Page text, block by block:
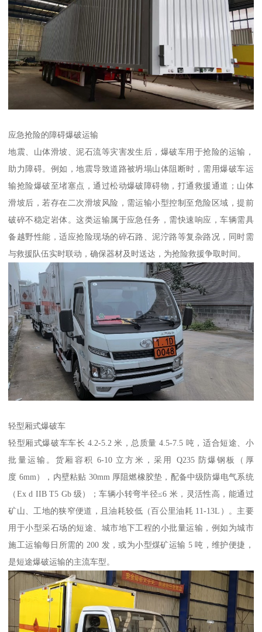
应急抢险的障碍爆破运输​
地震、山体滑坡、泥石流等灾害发生后，爆破车用于抢险的运输，
助力障碍。例如，地震导致道路被坍塌山体阻断时，需用爆破车运
输抢险爆破至堵塞点，通过松动爆破障碍物，打通救援通道；山体
滑坡后，若存在二次滑坡风险，需运输小型控制至危险区域，提前
破碎不稳定岩体。这类运输属于应急任务，需快速响应，车辆需具
备越野性能，适应抢险现场的碎石路、泥泞路等复杂路况，同时需
与救援队伍实时联动，确保器材及时送达，为抢险救援争取时间。
轻型厢式爆破车​
轻型厢式爆破车车长 4.2-5.2 米，总质量 4.5-7.5 吨，适合短途、小
批量运输。货厢容积 6-10 立方米，采用 Q235 防爆钢板（厚
度 6mm），内壁粘贴 30mm 厚阻燃橡胶垫，配备中级防爆电气系统
（Ex d IIB T5 Gb 级）；车辆小转弯半径≤6 米，灵活性高，能通过
矿山、工地的狭窄便道，且油耗较低（百公里油耗 11-13L）。主要
用于小型采石场的短途、城市地下工程的小批量运输，例如为城市
施工运输每日所需的 200 发，或为小型煤矿运输 5 吨，维护便捷，
是短途爆破运输的主流车型。​